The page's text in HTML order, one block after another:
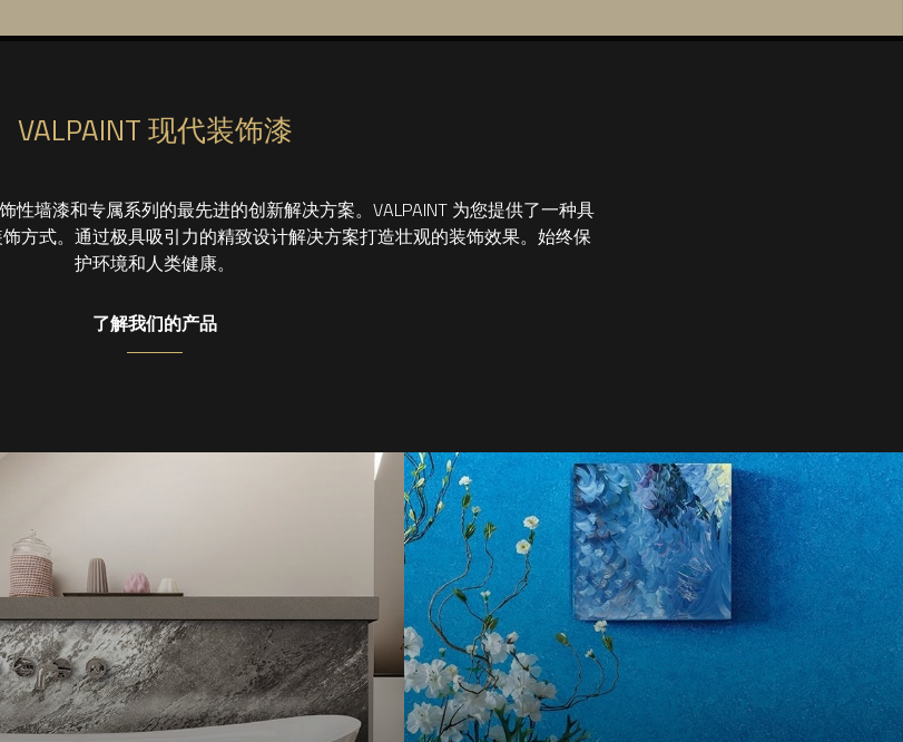
VALPAINT 现代装饰漆
性墙漆和专属系列的最先进的创新解决方案。VALPAINT 为您提供了一种具
方式。通过极具吸引力的精致设计解决方案打造壮观的装饰效果。始终保
护环境和人类健康。
了解我们的产品